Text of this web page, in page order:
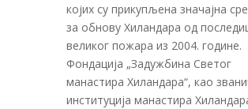
којих су прикупљена значајна
за обнову Хиландара од
великог пожара из 2004. године.
Фондација „Задужбина Светог
манастира Хиландара“, као
институција манастира